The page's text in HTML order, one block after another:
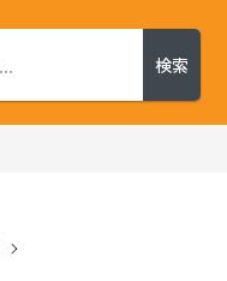
検索